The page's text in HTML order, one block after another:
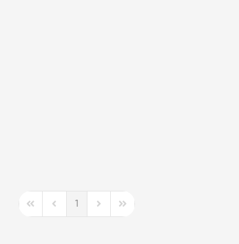
First PagePrevious Page
1
Next PageLast Page